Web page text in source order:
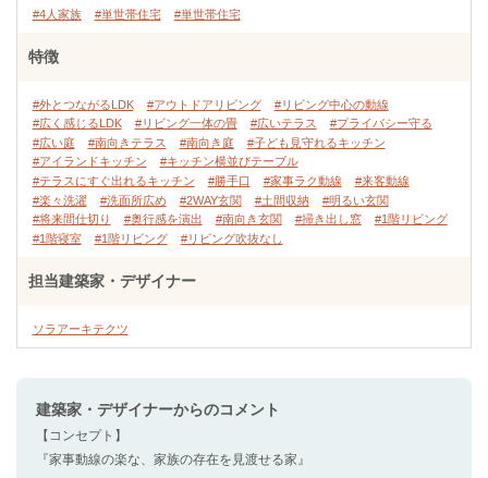
#4人家族 #単世帯住宅 #単世帯住宅
特徴
#外とつながるLDK #アウトドアリビング
#リビング中心の動線
#広く感じるLDK
#リビング一体の畳 #広いテラス
#プライバシー守る
#広い庭
#南向きテラス #南向き庭
#子ども見守れるキッチン
#アイランドキッチン
#キッチン横並びテーブル
#テラスにすぐ出れるキッチン
#勝手口 #家事ラク動線
#来客動線
#楽々洗濯
#洗面所広め #2WAY玄関 #土間収納
#明るい玄関
#将来間仕切り
#奥行感を演出 #南向き玄関 #掃き出し窓
#1階リビング
#1階寝室
#1階リビング #リビング吹抜なし
担当建築家・デザイナー
ソラアーキテクツ
建築家・デザイナーからのコメント
【コンセプト】
『家事動線の楽な、家族の存在を見渡せる家』